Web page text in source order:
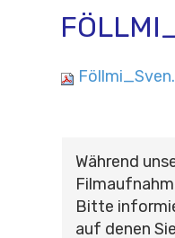
Während
Bitte
auf denen